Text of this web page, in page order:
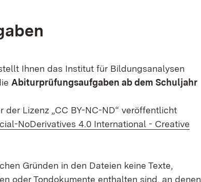
Ihnen das Institut für Bildungsanalysen
Abiturprüfungsaufgaben ab dem Schuljahr
Lizenz „CC BY-NC-ND“ veröffentlicht
NoDerivatives 4.0 International - Creative
Gründen in den Dateien keine Texte,
oder Tondokumente enthalten sind, an denen